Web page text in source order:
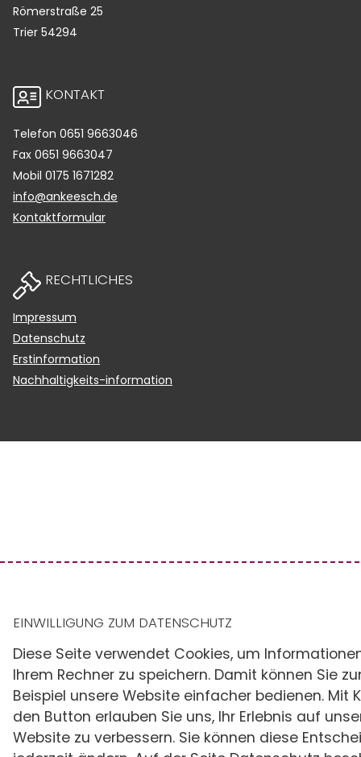
EINWILLIGUNG ZUM DATENSCHUTZ
Diese Seite verwendet Cookies, um
Ihrem Rechner zu speichern. Damit können Sie
Beispiel unsere Website einfacher bedienen. Mit
den Button erlauben Sie uns, Ihr Erlebnis auf
Website zu verbessern. Sie können diese
Römerstraße 25
Trier 54294
KONTAKT
Telefon 0651 9663046
Fax 0651 9663047
Mobil 0175 1671282
info@ankeesch.de
Kontaktformular
RECHTLICHES
Impressum
Datenschutz
Erstinformation
Nachhaltigkeits-information